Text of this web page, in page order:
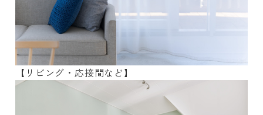
【リビング・応接間など】